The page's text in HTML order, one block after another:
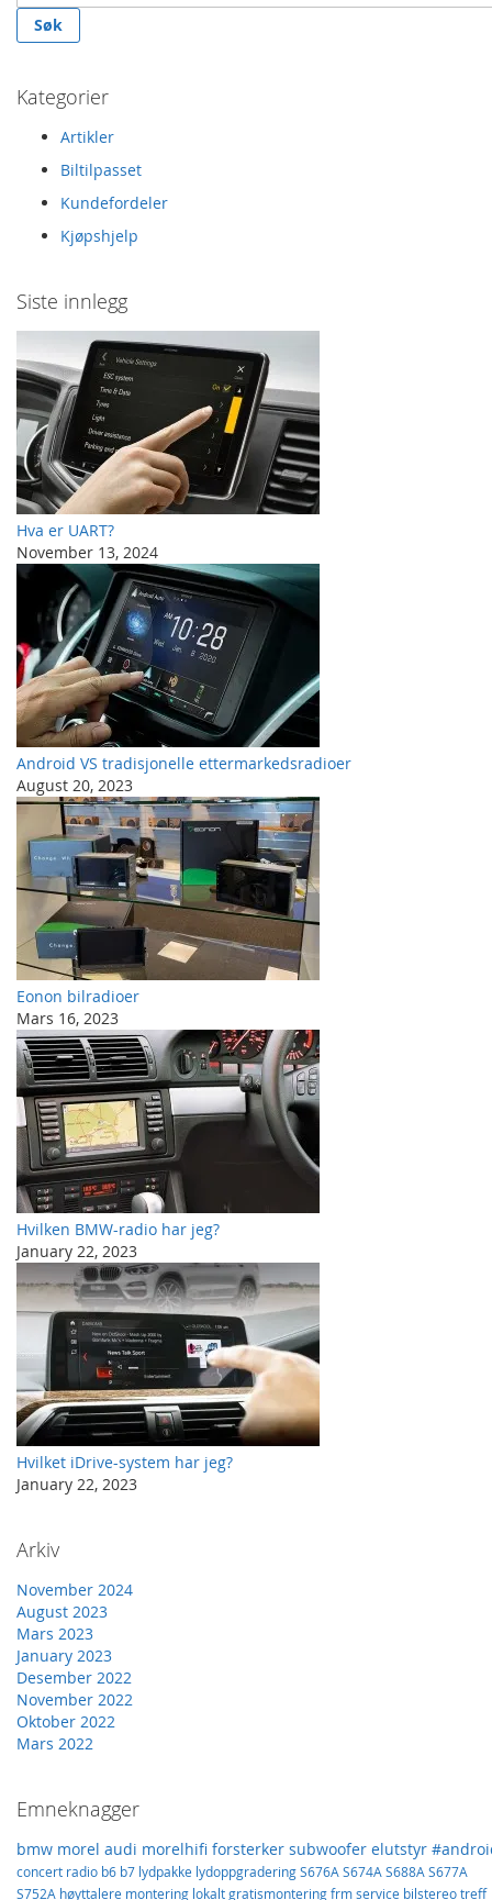
Søk
Kategorier
Artikler
Biltilpasset
Kundefordeler
Kjøpshjelp
Siste innlegg
Hva er UART?
November 13, 2024
Android VS tradisjonelle ettermarkedsradioer
August 20, 2023
Eonon bilradioer
Mars 16, 2023
Hvilken BMW-radio har jeg?
January 22, 2023
Hvilket iDrive-system har jeg?
January 22, 2023
Arkiv
November 2024
August 2023
Mars 2023
January 2023
Desember 2022
November 2022
Oktober 2022
Mars 2022
Emneknagger
bmw morel audi morelhifi forsterker subwoofer elutstyr
concert radio b6 b7 lydpakke lydoppgraderingS676A S674A S688A S677A
S752A høyttalere montering lokaltgratismonteringfrmservice bilstereotreff